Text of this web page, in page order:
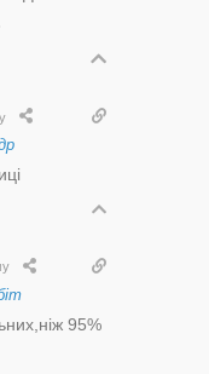
95%